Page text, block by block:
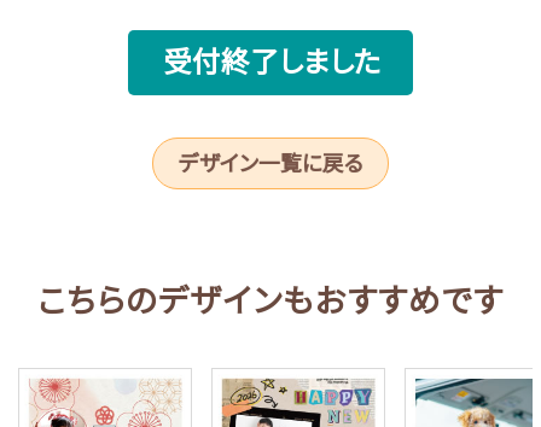
受付終了しました
デザイン一覧に戻る
こちらのデザインもおすすめです